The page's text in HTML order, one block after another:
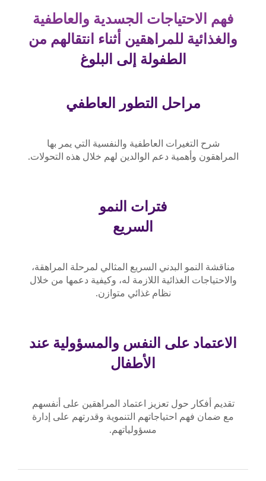
فهم الاحتياجات الجسدية والعاطفية
والغذائية للمراهقين أثناء انتقالهم من
الطفولة إلى البلوغ
مراحل التطور العاطفي
شرح التغيرات العاطفية والنفسية التي يمر بها
المراهقون وأهمية دعم الوالدين لهم خلال هذه التحولات.
فترات النمو
السريع
مناقشة النمو البدني السريع المثالي لمرحلة المراهقة،
والاحتياجات الغذائية اللازمة له، وكيفية دعمها من خلال
نظام غذائي متوازن.
الاعتماد على النفس والمسؤولية عند
الأطفال
تقديم أفكار حول تعزيز اعتماد المراهقين على أنفسهم
مع ضمان فهم احتياجاتهم التنموية وقدرتهم على إدارة
مسؤولياتهم.